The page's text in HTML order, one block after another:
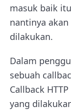
masuk baik
nantinya
dilakukan.
Dalam
sebuah
Callback
yang